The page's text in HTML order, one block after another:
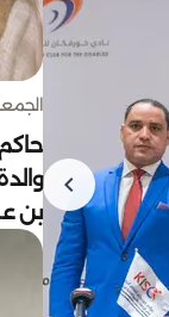
الجمعة 7
بن